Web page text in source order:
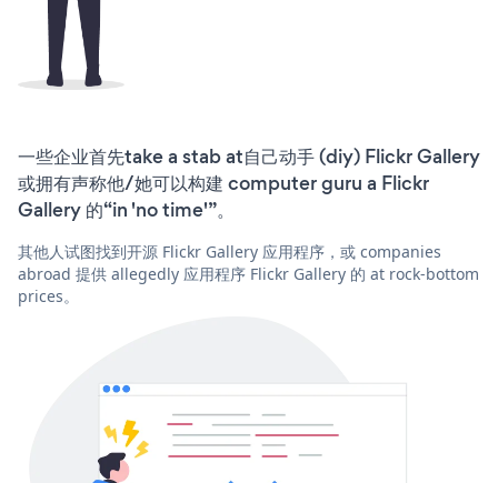
一些企业首先take a stab at自己动手 (diy) Flickr Gallery
或拥有声称他/她可以构建 computer guru a Flickr
Gallery 的“in 'no time'”。
其他人试图找到开源 Flickr Gallery 应用程序，或 companies
abroad 提供 allegedly 应用程序 Flickr Gallery 的 at rock-bottom
prices。